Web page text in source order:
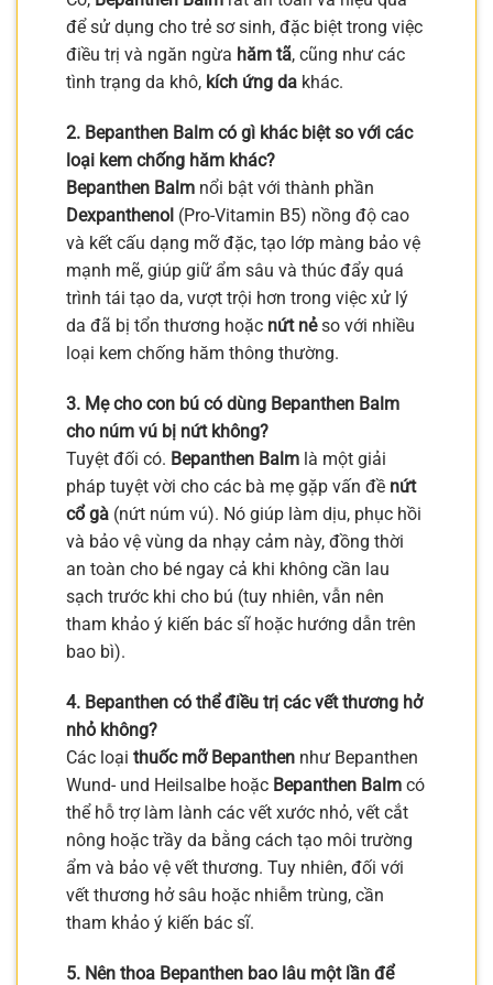
để sử dụng cho trẻ sơ sinh, đặc biệt trong việc
điều trị và ngăn ngừa hăm tã, cũng như các
tình trạng da khô, kích ứng da khác.
2. Bepanthen Balm có gì khác biệt so với các
loại kem chống hăm khác?
Bepanthen Balm nổi bật với thành phần
Dexpanthenol (Pro-Vitamin B5) nồng độ cao
và kết cấu dạng mỡ đặc, tạo lớp màng bảo vệ
mạnh mẽ, giúp giữ ẩm sâu và thúc đẩy quá
trình tái tạo da, vượt trội hơn trong việc xử lý
da đã bị tổn thương hoặc nứt nẻso với nhiều
loại kem chống hăm thông thường.
3. Mẹ cho con bú có dùng Bepanthen Balm
cho núm vú bị nứt không?
Tuyệt đối có. Bepanthen Balm là một giải
pháp tuyệt vời cho các bà mẹ gặp vấn đề nứt
cổ gà (nứt núm vú). Nó giúp làm dịu, phục hồi
và bảo vệ vùng da nhạy cảm này, đồng thời
an toàn cho bé ngay cả khi không cần lau
sạch trước khi cho bú (tuy nhiên, vẫn nên
tham khảo ý kiến bác sĩ hoặc hướng dẫn trên
bao bì).
4. Bepanthen có thể điều trị các vết thương hở
nhỏ không?
Các loại thuốc mỡ Bepanthen như Bepanthen
Wund- und Heilsalbe hoặc Bepanthen Balm có
thể hỗ trợ làm lành các vết xước nhỏ, vết cắt
nông hoặc trầy da bằng cách tạo môi trường
ẩm và bảo vệ vết thương. Tuy nhiên, đối với
vết thương hở sâu hoặc nhiễm trùng, cần
tham khảo ý kiến bác sĩ.
5. Nên thoa Bepanthen bao lâu một lần để